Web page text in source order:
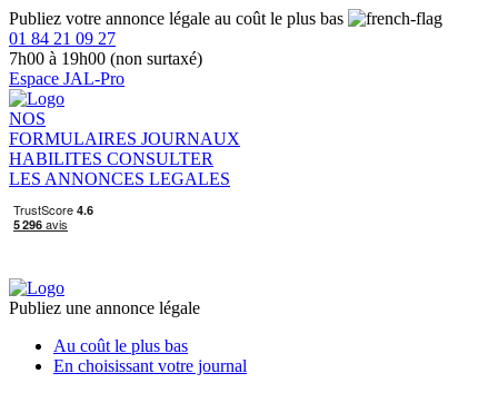
Publiez votre annonce légale au coût le plus bas
01 84 21 09 27
7h00 à 19h00 (non surtaxé)
Espace JAL-Pro
NOS
FORMULAIRES JOURNAUX
HABILITES CONSULTER
LES ANNONCES LEGALES
Publiez une annonce légale
Au coût le plus bas
En choisissant votre journal